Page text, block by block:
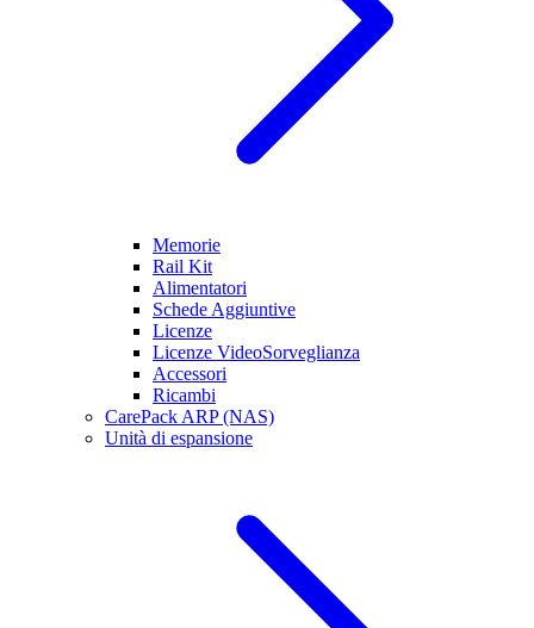
Memorie
Rail Kit
Alimentatori
Schede Aggiuntive
Licenze
Licenze VideoSorveglianza
Accessori
Ricambi
CarePack ARP (NAS)
Unità di espansione